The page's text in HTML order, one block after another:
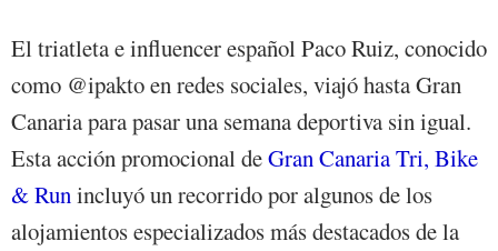
El triatleta e influencer español Paco Ruiz, conocido
como @ipakto en redes sociales, viajó hasta Gran
Canaria para pasar una semana deportiva sin igual.
Esta acción promocional deGran Canaria Tri, Bike
& Runincluyó un recorrido por algunos de los
alojamientos especializados más destacados de la